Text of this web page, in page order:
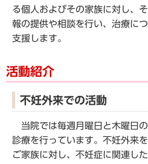
る個人およびその家族に対し、
報の提供や相談を行い、治療に
支援します。
活動紹介
不妊外来での活動
当院では毎週月曜日と木曜日
診療を行っています。不妊外来
ご家族に対し、不妊症に関連し